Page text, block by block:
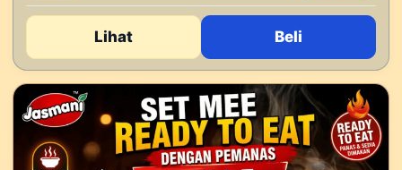
Lihat Beli